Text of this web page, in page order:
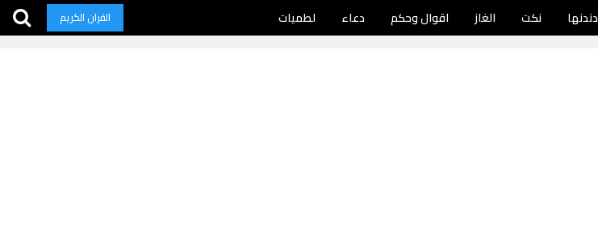
دندنها نكت الغاز اقوال وحكم دعاء لطميات القران الكريم